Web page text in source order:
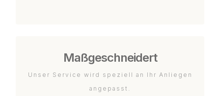
Maßgeschneidert
Unser Service wird speziell an Ihr Anliegen
angepasst.